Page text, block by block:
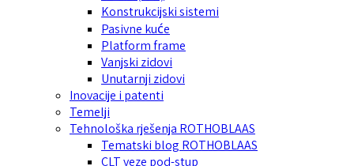
Konstrukcijski sistemi
Pasivne kuće
Platform frame
Vanjski zidovi
Unutarnji zidovi
Inovacije i patenti
Temelji
Tehnološka rješenja ROTHOBLAAS
Tematski blog ROTHOBLAAS
CLT veze pod-stup